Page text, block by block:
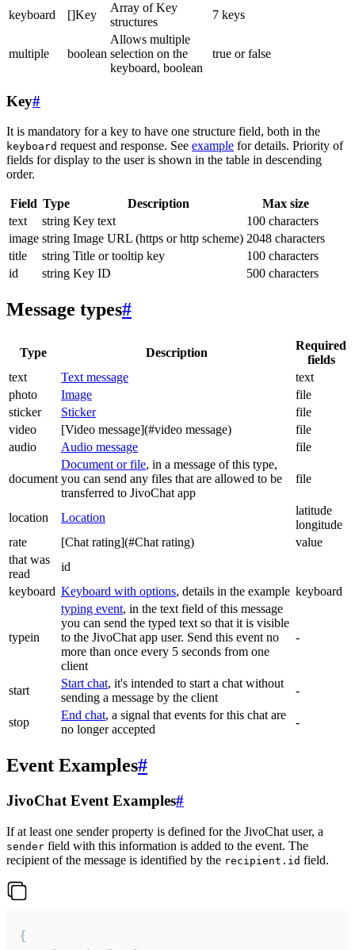
keyboard []Key
Array of Key
structures
7 keys
multiple boolean
Allows multiple
selection on the
keyboard, boolean
true or false
Key#
It is mandatory for a key to have one structure field, both in the
keyboard request and response. See example for details. Priority of
fields for display to the user is shown in the table in descending
order.
Field Type Description
Max size
text
string Key text
100 characters
image string Image URL (https or http scheme) 2048 characters
title
string Title or tooltip key
100 characters
id
string Key ID 500 characters
Message types#
Type Description
Required
fields
text
Text message
text
photo
Image
file
sticker
Sticker
file
video
[Video message](#video message)
file
audio
Audio message file
document
Document or file, in a message of this type,
you can send any files that are allowed to be
transferred to JivoChat app
file
location Location
latitude
longitude
rate
[Chat rating](#Chat rating)
value
that was
read
id
keyboard Keyboard with options, details in the example keyboard
typein
typing event, in the text field of this message
you can send the typed text so that it is visible
to the JivoChat app user. Send this event no
more than once every 5 seconds from one
client
-
start
Start chat, it's intended to start a chat without
sending a message by the client
-
stop
End chat, a signal that events for this chat are
no longer accepted
-
Event Examples#
JivoChat Event Examples#
If at least one sender property is defined for the JivoChat user, a
sender field with this information is added to the event. The
recipient of the message is identified by the recipient.id field.
{